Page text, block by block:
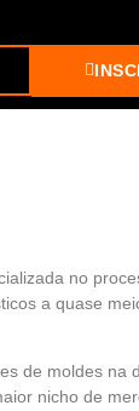
no
a quase
de moldes na
nicho de